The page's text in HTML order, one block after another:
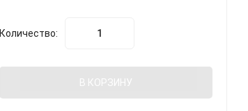
Количество:
В КОРЗИНУ